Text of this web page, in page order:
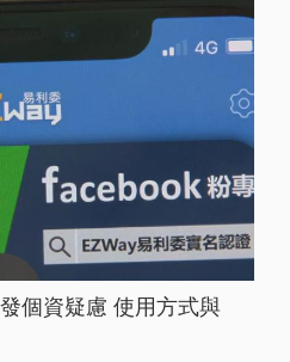
個資疑慮 使用方式與